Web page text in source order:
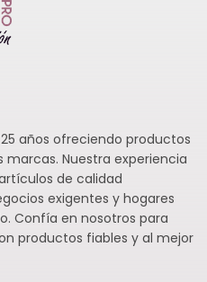
años ofreciendo productos
Nuestra experiencia
de calidad
exigentes y hogares
Confía en nosotros para
productos fiables y al mejor